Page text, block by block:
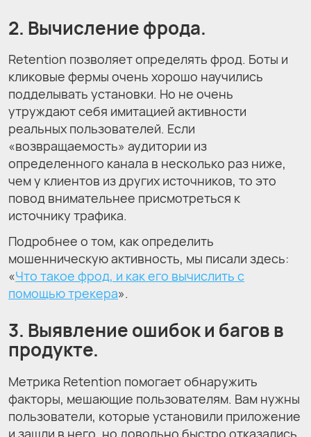
2. Вычисление фрода.
Retention позволяет определять фрод. Боты и
кликовые фермы очень хорошо научились
подделывать установки. Но не очень
утруждают себя имитацией активности
реальных пользователей. Если
«возвращаемость» аудитории из
определенного канала в несколько раз ниже,
чем у клиентов из других источников, то это
повод внимательнее присмотреться к
источнику трафика.
Подробнее о том, как определить
мошенническую активность, мы писали здесь:
«Что такое фрод, и как его вычислить с
помощью трекера».
3. Выявление ошибок и багов в
продукте.
Метрика Retention помогает обнаружить
факторы, мешающие пользователям. Вам нужны
пользователи, которые установили приложение
и зашли в него, но довольно быстро отказались